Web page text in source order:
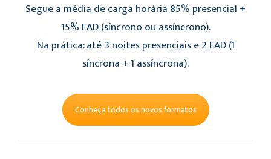
Segue a média de carga horária 85% presencial +
15% EAD (síncrono ou assíncrono).
Na prática: até 3 noites presenciais e 2 EAD (1
síncrona + 1 assíncrona).
Conheça todos os novos formatos